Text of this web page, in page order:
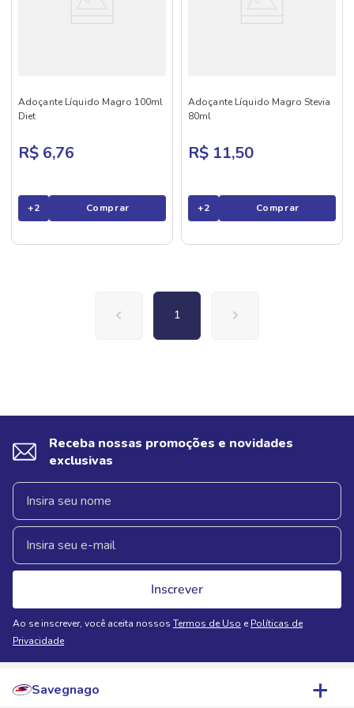
Adoçante Líquido Magro 100ml
Diet
R$ 6,76
+2 Comprar
Adoçante Líquido Magro Stevia
80ml
R$ 11,50
+2 Comprar
1
Receba nossas promoções e novidades
exclusivas
Inscrever
Ao se inscrever, você aceita nossos Termos de Uso e Políticas de
Privacidade
Savegnago